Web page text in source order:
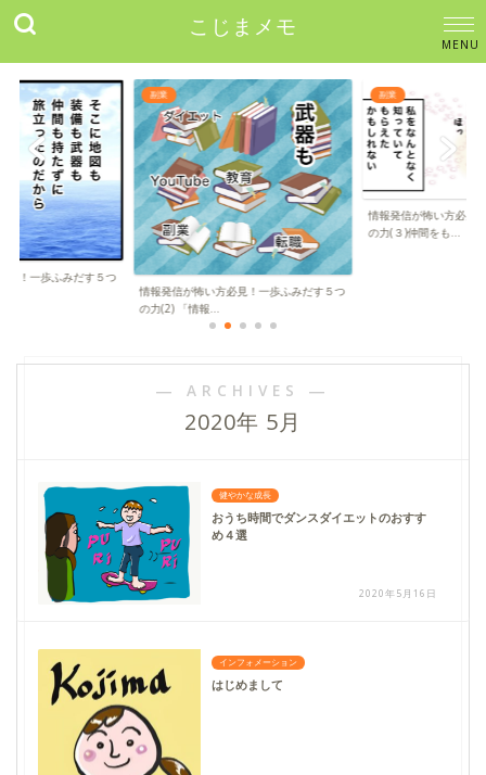
こじまメモ
見！一歩ふみだす５つ
副業
情報発信が怖い方必見！一歩ふみだす５つ
の力(2) 「情報...
副業
情報発信が怖い方必見
の力(３)仲間をも...
― ARCHIVES ―
2020年 5月
健やかな成長
おうち時間でダンスダイエットのおすす
め４選
2020年5月16日
インフォメーション
はじめまして